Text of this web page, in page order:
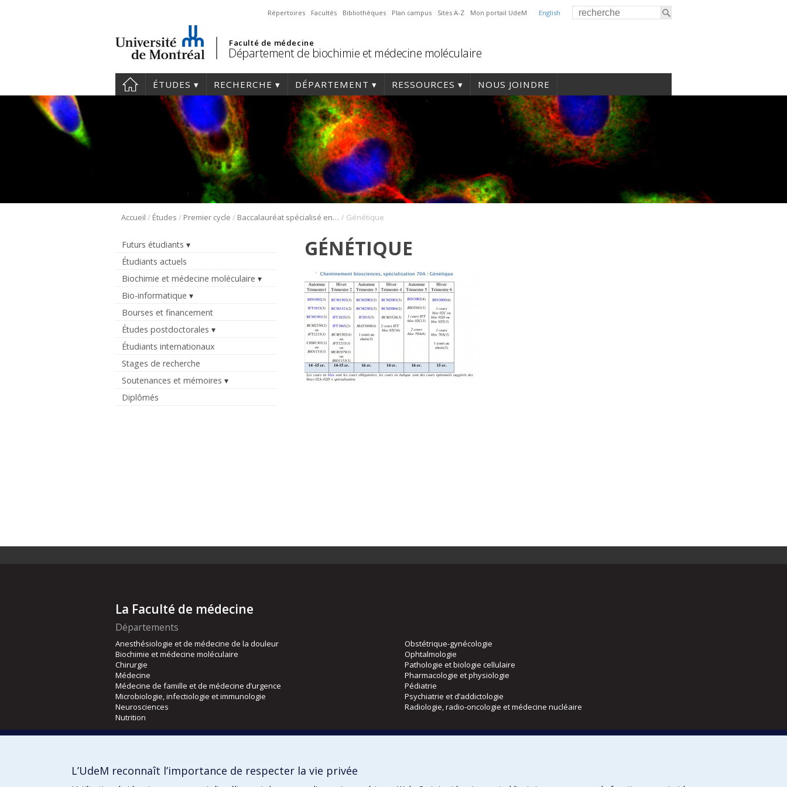
English
Répertoires Facultés Bibliothèques Plan campus Sites A-Z Mon portail UdeM
Faculté de médecine
Département de biochimie et médecine moléculaire
ÉTUDES RECHERCHE DÉPARTEMENT RESSOURCES NOUS JOINDRE
Accueil / Études / Premier cycle / Baccalauréat spécialisé en bio-informatique / Génétique
Futurs étudiants
Étudiants actuels
Biochimie et médecine moléculaire
Bio-informatique
Bourses et financement
Études postdoctorales
Étudiants internationaux
Stages de recherche
Soutenances et mémoires
Diplômés
GÉNÉTIQUE
La Faculté de médecine
Départements
Anesthésiologie et de médecine de la douleur
Biochimie et médecine moléculaire
Chirurgie
Médecine
Médecine de famille et de médecine d’urgence
Microbiologie, infectiologie et immunologie
Neurosciences
Nutrition
Obstétrique-gynécologie
Ophtalmologie
Pathologie et biologie cellulaire
Pharmacologie et physiologie
Pédiatrie
Psychiatrie et d’addictologie
Radiologie, radio-oncologie et médecine nucléaire
Orthophonie et audiologie
L’UdeM reconnaît l’importance de respecter la vie privée